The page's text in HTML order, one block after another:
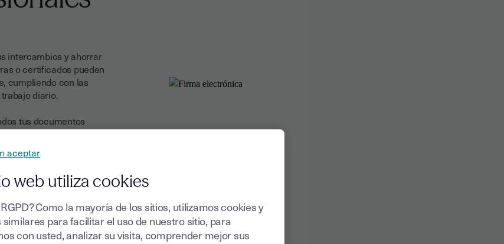
intercambios y ahorrar
o certificados pueden
cumpliendo con las
diario.
tus documentos
práctica para
artesanal que se
de tus clientes.
aceptar
web utiliza cookies
Como la mayoría de los sitios, utilizamos cookies y
para facilitar el uso de nuestro sitio, para
con usted, analizar su visita, comprender mejor sus